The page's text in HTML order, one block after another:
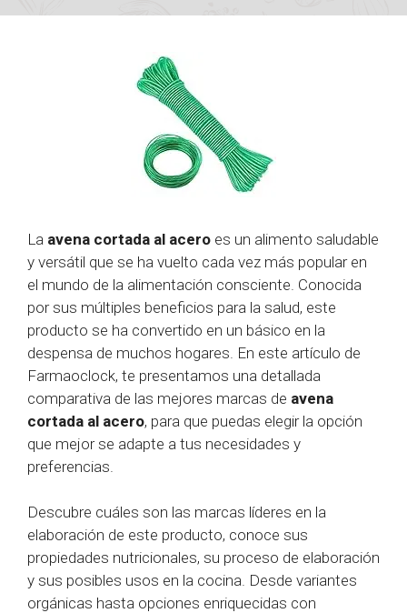
La avena cortada al acero es un alimento saludable
y versátil que se ha vuelto cada vez más popular en
el mundo de la alimentación consciente. Conocida
por sus múltiples beneficios para la salud, este
producto se ha convertido en un básico en la
despensa de muchos hogares. En este artículo de
Farmaoclock, te presentamos una detallada
comparativa de las mejores marcas de avena
cortada al acero, para que puedas elegir la opción
que mejor se adapte a tus necesidades y
preferencias.
Descubre cuáles son las marcas líderes en la
elaboración de este producto, conoce sus
propiedades nutricionales, su proceso de elaboración
y sus posibles usos en la cocina. Desde variantes
orgánicas hasta opciones enriquecidas con